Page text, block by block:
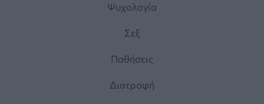
Ψυχολογία
Σεξ
Παθήσεις
Διατροφή